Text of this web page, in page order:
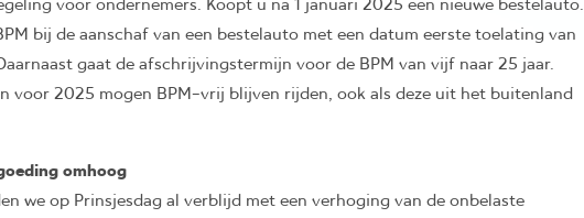
voor ondernemers. Koopt u na 1 januari 2025 een nieuwe bestelauto.
bij de aanschaf van een bestelauto met een datum eerste toelating van
gaat de afschrijvingstermijn voor de BPM van vijf naar 25 jaar.
voor 2025 mogen BPM-vrij blijven rijden, ook als deze uit het buitenland
omhoog
we op Prinsjesdag al verblijd met een verhoging van de onbelaste